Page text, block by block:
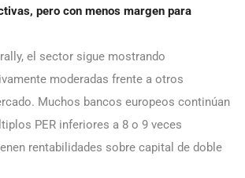
pero con menos margen para
el sector sigue mostrando
moderadas frente a otros
Muchos bancos europeos continúan
PER inferiores a 8 o 9 veces
rentabilidades sobre capital de doble